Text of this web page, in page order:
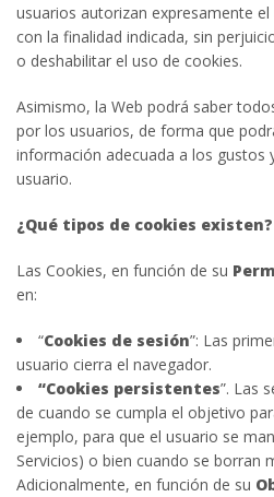
usuarios autorizan expresamente
con la finalidad indicada, sin
o deshabilitar el uso de cookies.
Asimismo, la Web podrá saber
por los usuarios, de forma que
información adecuada a los gustos
usuario.
¿Qué tipos de cookies existen?
Las Cookies, en función de su
en:
“Cookies de sesión”: Las
usuario cierra el navegador.
“Cookies persistentes”. Las
de cuando se cumpla el objetivo
ejemplo, para que el usuario se
Servicios) o bien cuando se borran
Adicionalmente, en función de su